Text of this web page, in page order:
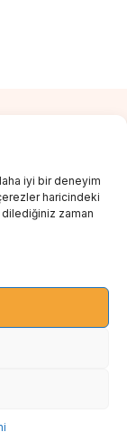
iyi bir deneyim
haricindeki
dilediğiniz zaman